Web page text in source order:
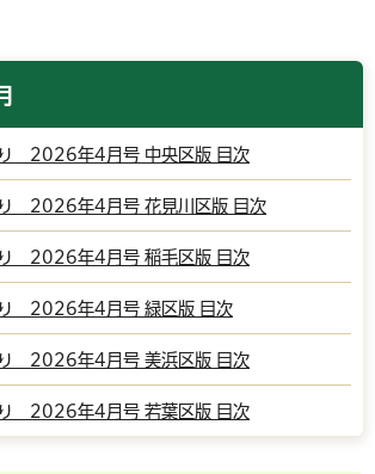
2026年4月号 中央区版 目次
2026年4月号 花見川区版 目次
2026年4月号 稲毛区版 目次
り 2026年4月号 緑区版 目次
2026年4月号 美浜区版 目次
2026年4月号 若葉区版 目次